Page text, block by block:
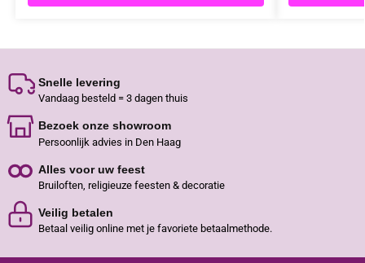
Snelle levering
Vandaag besteld = 3 dagen thuis
Bezoek onze showroom
Persoonlijk advies in Den Haag
Alles voor uw feest
Bruiloften, religieuze feesten & decoratie
Veilig betalen
Betaal veilig online met je favoriete betaalmethode.